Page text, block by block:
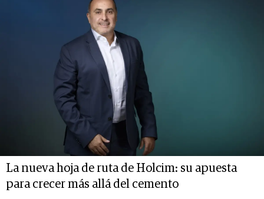
La nueva hoja de ruta de Holcim: su apuesta
para crecer más allá del cemento